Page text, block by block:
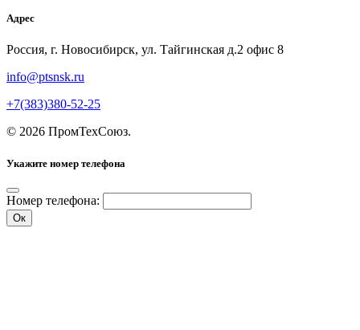
Адрес
Россия, г. Новосибирск, ул. Тайгинская д.2 офис 8
info@ptsnsk.ru
+7(383)380-52-25
© 2026 ПромТехСоюз.
Укажите номер телефона
Номер телефона:
Ок